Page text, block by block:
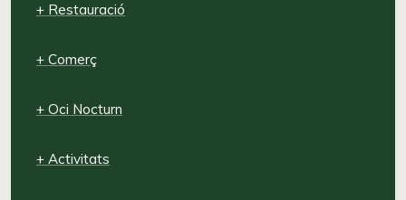
+ Restauració
+ Comerç
+ Oci Nocturn
+ Activitats